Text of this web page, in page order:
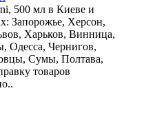
500 мл в Киеве и
Запорожье, Херсон,
Харьков, Винница,
Одесса, Чернигов,
Сумы, Полтава,
товаров